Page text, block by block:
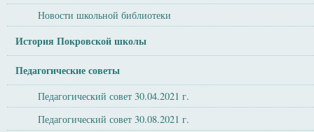
Новости школьной библиотеки
История Покровской школы
Педагогические советы
Педагогический совет 30.04.2021 г.
Педагогический совет 30.08.2021 г.